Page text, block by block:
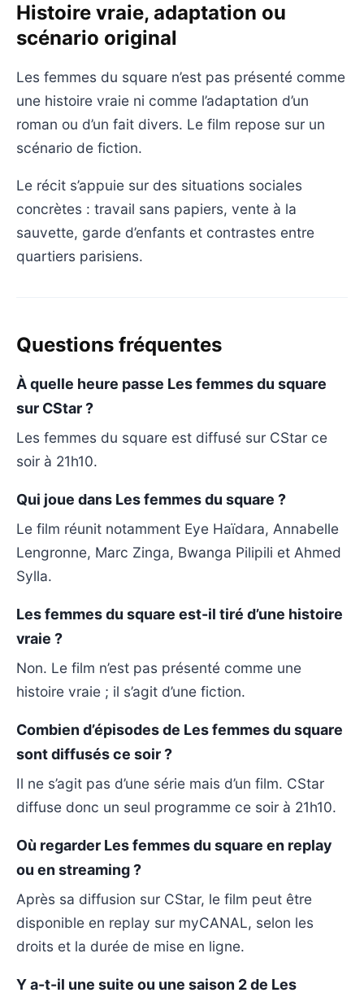
Histoire vraie, adaptation ou
scénario original
Les femmes du square n’est pas présenté comme
une histoire vraie ni comme l’adaptation d’un
roman ou d’un fait divers. Le film repose sur un
scénario de fiction.
Le récit s’appuie sur des situations sociales
concrètes : travail sans papiers, vente à la
sauvette, garde d’enfants et contrastes entre
quartiers parisiens.
Questions fréquentes
À quelle heure passe Les femmes du square
sur CStar ?
Les femmes du square est diffusé sur CStar ce
soir à 21h10.
Qui joue dans Les femmes du square ?
Le film réunit notamment Eye Haïdara, Annabelle
Lengronne, Marc Zinga, Bwanga Pilipili et Ahmed
Sylla.
Les femmes du square est-il tiré d’une histoire
vraie ?
Non. Le film n’est pas présenté comme une
histoire vraie ; il s’agit d’une fiction.
Combien d’épisodes de Les femmes du square
sont diffusés ce soir ?
Il ne s’agit pas d’une série mais d’un film. CStar
diffuse donc un seul programme ce soir à 21h10.
Où regarder Les femmes du square en replay
ou en streaming ?
Après sa diffusion sur CStar, le film peut être
disponible en replay sur myCANAL, selon les
droits et la durée de mise en ligne.
Y a-t-il une suite ou une saison 2 de Les